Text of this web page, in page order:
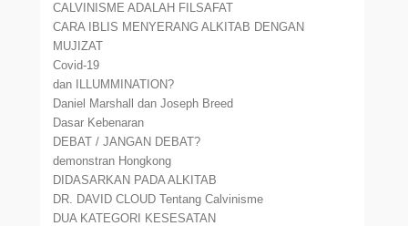
CALVINISME ADALAH FILSAFAT
CARA IBLIS MENYERANG ALKITAB DENGAN
MUJIZAT
Covid-19
dan ILLUMMINATION?
Daniel Marshall dan Joseph Breed
Dasar Kebenaran
DEBAT / JANGAN DEBAT?
demonstran Hongkong
DIDASARKAN PADA ALKITAB
DR. DAVID CLOUD Tentang Calvinisme
DUA KATEGORI KESESATAN